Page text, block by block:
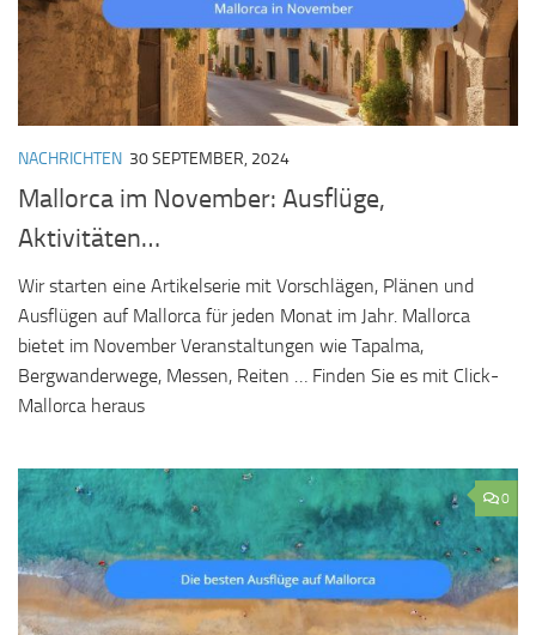
NACHRICHTEN 30 SEPTEMBER, 2024
Mallorca im November: Ausflüge,
Aktivitäten…
Wir starten eine Artikelserie mit Vorschlägen, Plänen und
Ausflügen auf Mallorca für jeden Monat im Jahr. Mallorca
bietet im November Veranstaltungen wie Tapalma,
Bergwanderwege, Messen, Reiten … Finden Sie es mit Click-
Mallorca heraus
0